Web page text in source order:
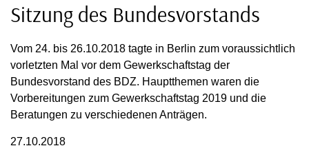
Sitzung des Bundesvorstands
Vom 24. bis 26.10.2018 tagte in Berlin zum voraussichtlich
vorletzten Mal vor dem Gewerkschaftstag der
Bundesvorstand des BDZ. Hauptthemen waren die
Vorbereitungen zum Gewerkschaftstag 2019 und die
Beratungen zu verschiedenen Anträgen.
27.10.2018